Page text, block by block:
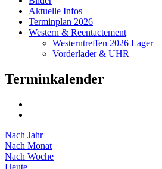
Aktuelle Infos
Terminplan 2026
Western & Reentactement
Westerntreffen 2026 Lager
Vorderlader & UHR
Terminkalender
Nach Jahr
Nach Monat
Nach Woche
Heute